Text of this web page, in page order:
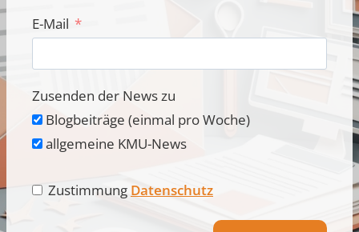
E-Mail
Zusenden der News zu
Blogbeiträge (einmal pro Woche)
allgemeine KMU-News
Zustimmung Datenschutz